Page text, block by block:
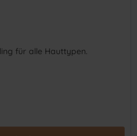
für alle Hauttypen.